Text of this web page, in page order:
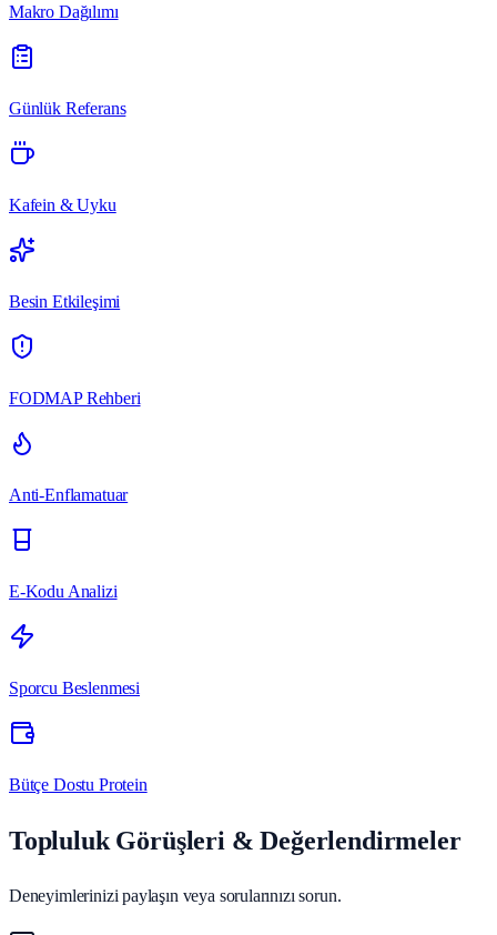
Makro Dağılımı
Günlük Referans
Kafein & Uyku
Besin Etkileşimi
FODMAP Rehberi
Anti-Enflamatuar
E-Kodu Analizi
Sporcu Beslenmesi
Bütçe Dostu Protein
Topluluk Görüşleri & Değerlendirmeler
Deneyimlerinizi paylaşın veya sorularınızı sorun.